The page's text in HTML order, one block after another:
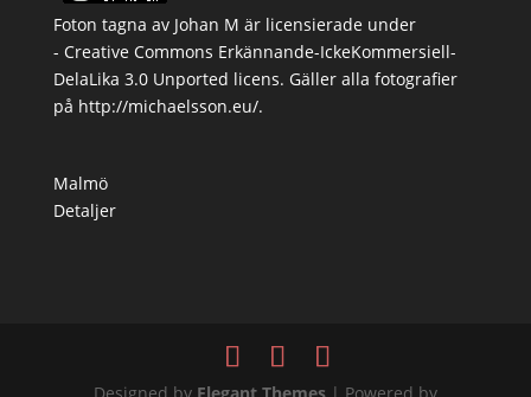
Foton tagna av Johan M är licensierade under
- Creative Commons Erkännande-IckeKommersiell-
DelaLika 3.0 Unported licens. Gäller alla fotografier
på http://michaelsson.eu/.
Malmö
Detaljer